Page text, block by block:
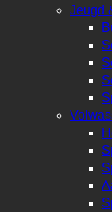
Jeugd